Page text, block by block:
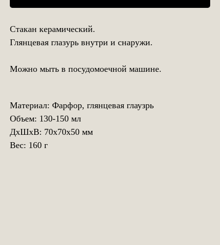
Стакан керамический.
Глянцевая глазурь внутри и снаружи.
Можно мыть в посудомоечной машине.
Материал: Фарфор, глянцевая глаузрь
Объем: 130-150 мл
ДxШxВ: 70x70x50 мм
Вес: 160 г